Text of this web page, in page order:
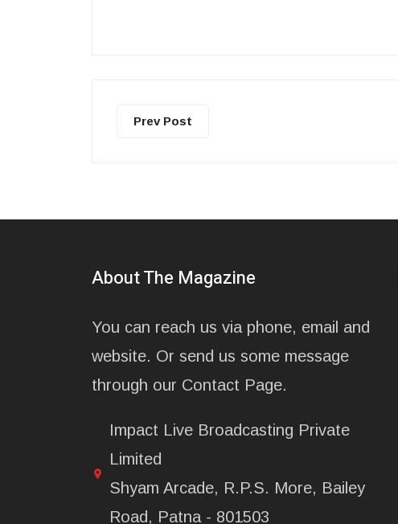
Prev Post
About The Magazine
You can reach us via phone, email and
website. Or send us some message
through our Contact Page.
Impact Live Broadcasting Private
Limited
Shyam Arcade, R.P.S. More, Bailey
Road, Patna - 801503